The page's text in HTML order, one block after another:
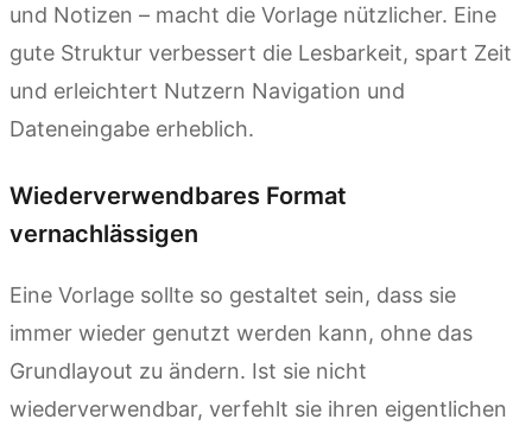
und Notizen – macht die Vorlage nützlicher. Eine
gute Struktur verbessert die Lesbarkeit, spart Zeit
und erleichtert Nutzern Navigation und
Dateneingabe erheblich.
Wiederverwendbares Format
vernachlässigen
Eine Vorlage sollte so gestaltet sein, dass sie
immer wieder genutzt werden kann, ohne das
Grundlayout zu ändern. Ist sie nicht
wiederverwendbar, verfehlt sie ihren eigentlichen